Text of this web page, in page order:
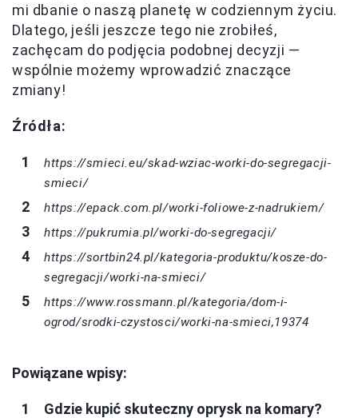
mi dbanie o naszą planetę w codziennym życiu.
Dlatego, jeśli jeszcze tego nie zrobiłeś,
zachęcam do podjęcia podobnej decyzji —
wspólnie możemy wprowadzić znaczące
zmiany!
Źródła:
https://smieci.eu/skad-wziac-worki-do-segregacji-
smieci/
https://epack.com.pl/worki-foliowe-z-nadrukiem/
https://pukrumia.pl/worki-do-segregacji/
https://sortbin24.pl/kategoria-produktu/kosze-do-
segregacji/worki-na-smieci/
https://www.rossmann.pl/kategoria/dom-i-
ogrod/srodki-czystosci/worki-na-smieci,19374
Powiązane wpisy:
Gdzie kupić skuteczny oprysk na komary?